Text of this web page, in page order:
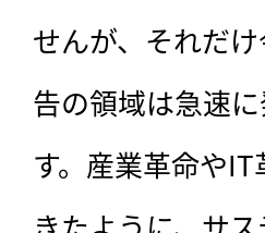
せんが、それだ
告の領域は急速
す。産業革命や